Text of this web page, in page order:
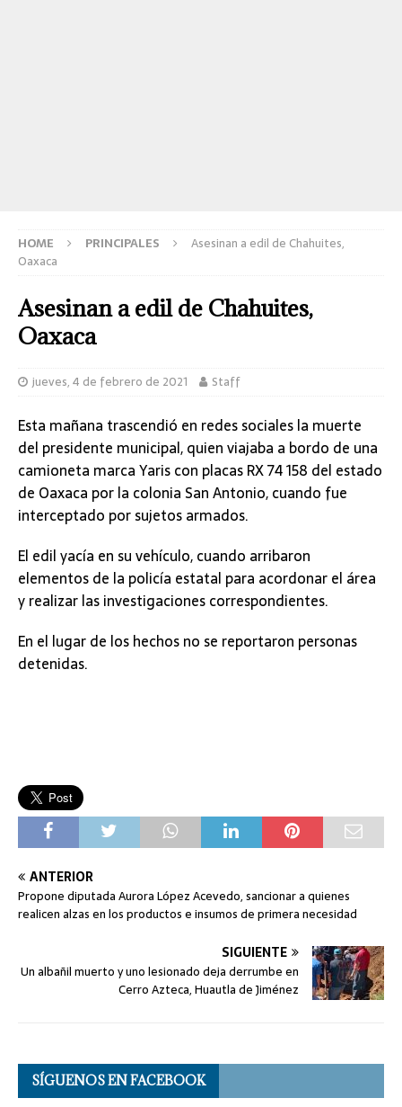
HOME PRINCIPALES
Asesinan a edil de Chahuites,
Oaxaca
Asesinan a edil de Chahuites,
Oaxaca
jueves, 4 de febrero de 2021 Staff
Esta mañana trascendió en redes sociales la muerte
del presidente municipal, quien viajaba a bordo de una
camioneta marca Yaris con placas RX 74 158 del estado
de Oaxaca por la colonia San Antonio, cuando fue
interceptado por sujetos armados.
El edil yacía en su vehículo, cuando arribaron
elementos de la policía estatal para acordonar el área
y realizar las investigaciones correspondientes.
En el lugar de los hechos no se reportaron personas
detenidas.
ANTERIOR
Propone diputada Aurora López Acevedo, sancionar a quienes
realicen alzas en los productos e insumos de primera necesidad
SIGUIENTE
Un albañil muerto y uno lesionado deja derrumbe en
Cerro Azteca, Huautla de Jiménez
SÍGUENOS EN FACEBOOK